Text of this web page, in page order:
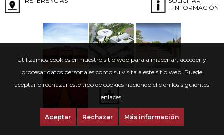
Utilizamos cookies en nuestro sitio web para almacenar, acceder y
procesar datos personales como su visita a este sitio web. Puede
aceptar o rechazar este tipo de cookies haciendo clic en los siguientes
enlaces.
Aceptar Rechazar Más información
+ INFORMACIÓN